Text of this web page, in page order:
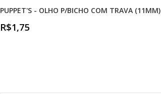
PUPPET'S - OLHO P/BICHO COM TRAVA (11MM)
R$1,75